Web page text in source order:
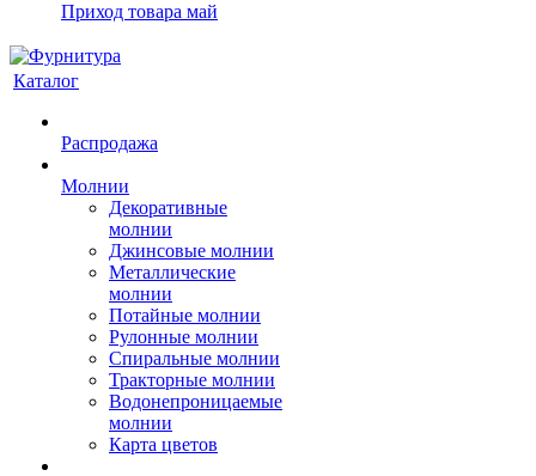
Приход товара май
Каталог
Распродажа
Молнии
Декоративные
молнии
Джинсовые молнии
Металлические
молнии
Потайные молнии
Рулонные молнии
Спиральные молнии
Тракторные молнии
Водонепроницаемые
молнии
Карта цветов